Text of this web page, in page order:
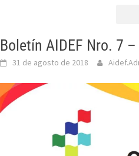
Boletín AIDEF Nro. 7
31 de agosto de 2018